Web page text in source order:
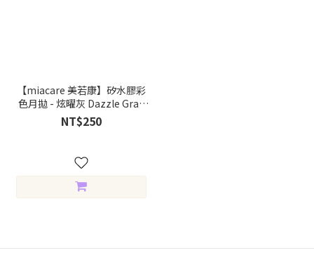
【miacare 美若康】矽水膠彩
色月拋 - 炫曜灰 Dazzle Gray
(1片裝)
NT$250